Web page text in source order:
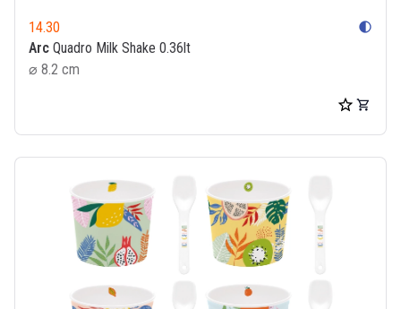
14.30 contrast
Arc Quadro Milk Shake 0.36lt
⌀ 8.2 cm